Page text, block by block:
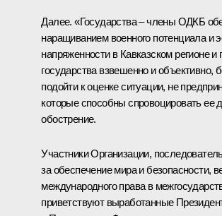
Далее. «Государства – члены ОДКБ
наращиванием военного потенциала и
напряженности в Кавказском регионе
государства взвешенно и объективно,
подойти к оценке ситуации, не
которые способны спровоцировать ее
обострение.
Участники Организации,
за обеспечение мира и безопасности,
международного права в
приветствуют выработанные